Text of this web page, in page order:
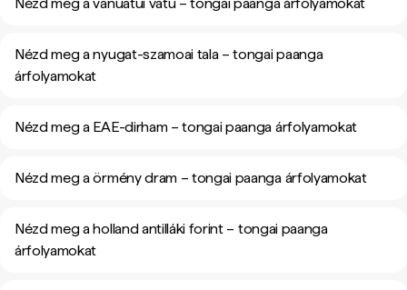
Nézd meg a nyugat-szamoai tala – tongai paanga
árfolyamokat
Nézd meg a EAE-dirham – tongai paanga árfolyamokat
Nézd meg a örmény dram – tongai paanga árfolyamokat
Nézd meg a holland antilláki forint – tongai paanga
árfolyamokat